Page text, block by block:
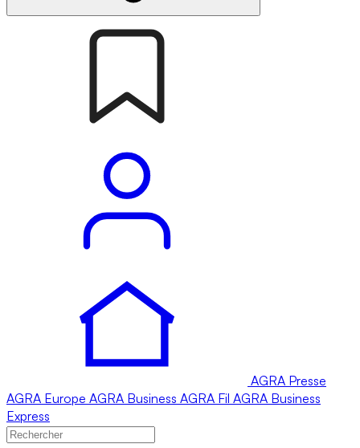
AGRA Presse
AGRA Europe AGRA Business AGRA Fil AGRA Business
Express